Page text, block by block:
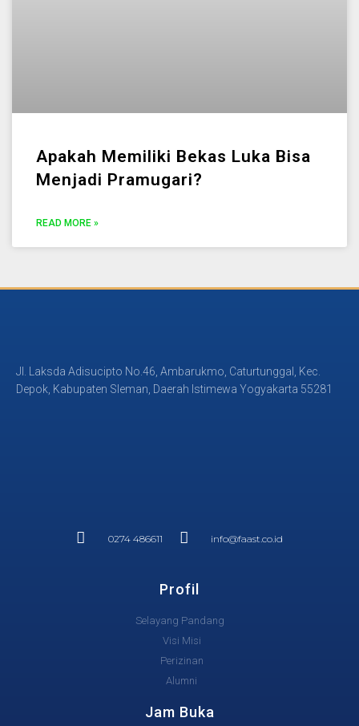
Apakah Memiliki Bekas Luka Bisa
Menjadi Pramugari?
READ MORE »
Jl. Laksda Adisucipto No.46, Ambarukmo, Caturtunggal, Kec.
Depok, Kabupaten Sleman, Daerah Istimewa Yogyakarta 55281
0274 486611 info@faast.co.id
Profil
Selayang Pandang
Visi Misi
Perizinan
Alumni
Jam Buka